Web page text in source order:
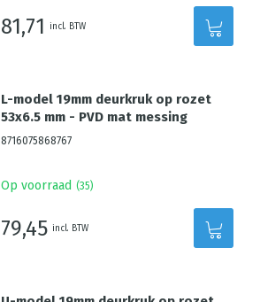
81,71 incl. BTW
L-model 19mm deurkruk op rozet
53x6.5 mm - PVD mat messing
8716075868767
Op voorraad (35)
79,45 incl. BTW